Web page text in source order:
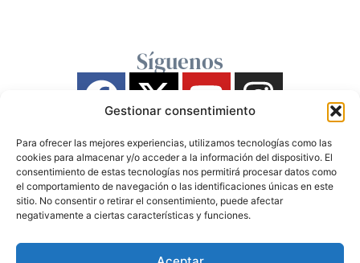
Gestionar consentimiento
Para ofrecer las mejores experiencias, utilizamos tecnologías como las
cookies para almacenar y/o acceder a la información del dispositivo. El
consentimiento de estas tecnologías nos permitirá procesar datos como
el comportamiento de navegación o las identificaciones únicas en este
sitio. No consentir o retirar el consentimiento, puede afectar
negativamente a ciertas características y funciones.
Síguenos